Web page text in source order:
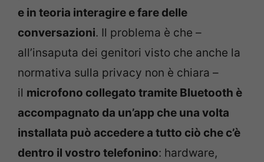
e in teoria interagire e fare delle
conversazioni. Il problema è che –
all’insaputa dei genitori visto che anche la
normativa sulla privacy non è chiara –
il microfono collegato tramite Bluetooth è
accompagnato da un’app che una volta
installata può accedere a tutto ciò che c’è
dentro il vostro telefonino: hardware,